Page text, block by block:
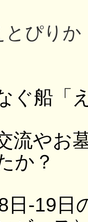
とぴりか
ぐ船「
流やお
か？
日-19日